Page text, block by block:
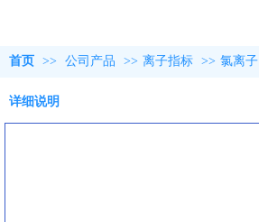
首页 >> 公司产品 >> 离子指标 >> 氯离子
详细说明